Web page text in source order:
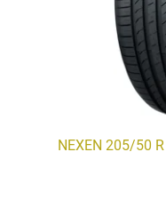
NEXEN 205/50